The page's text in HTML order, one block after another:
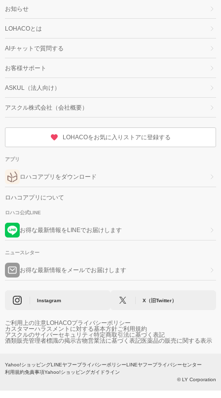
お知らせ
LOHACOとは
AIチャットで質問する
お客様サポート
ASKUL（法人向け）
アスクル株式会社（会社概要）
LOHACOをお気に入りストアに登録する
アプリ
ロハコアプリをダウンロード
ロハコアプリについて
ロハコ公式LINE
お得な最新情報をLINEでお届けします
ニュースレター
お得な最新情報をメールでお届けします
Instagram X（旧Twitter）
ご利用上の注意LOHACOプライバシーポリシー
カスタマーハラスメントに対する基本方針ご利用規約
アスクルのサイバーセキュリティ特定商取引法に基づく表記
酒類販売管理者標識の掲示古物営業法に基づく表記医薬品の販売に関する表示
Yahoo!ショッピングLINEヤフープライバシーポリシーLINEヤフープライバシーセンター
利用規約免責事項Yahoo!ショッピングガイドライン
© LY Corporation